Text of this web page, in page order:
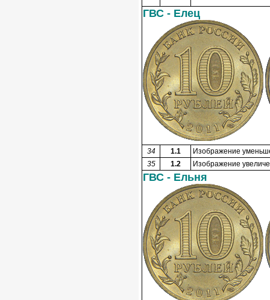
ГВС - Елец
34 1.1
Изображение
35
1.2 Изображение
ГВС - Ельня